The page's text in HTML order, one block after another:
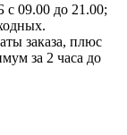
с 09.00 до 21.00;
заказа, плюс
за 2 часа до